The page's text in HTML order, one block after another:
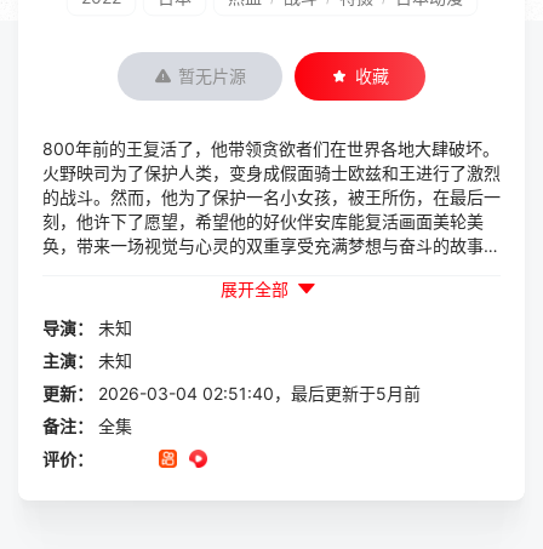
暂无片源 收藏
800年前的王复活了，他带领贪欲者们在世界各地大肆破坏。
火野映司为了保护人类，变身成假面骑士欧兹和王进行了激烈
的战斗。然而，他为了保护一名小女孩，被王所伤，在最后一
刻，他许下了愿望，希望他的好伙伴安库能复活画面美轮美
奂，带来一场视觉与心灵的双重享受充满梦想与奋斗的故事，
雾水中，他找到了比奈等人，并和比奈一起找到了映司。然而
在他们面前的并不是真正的火野映司，而是新的贪欲者豪达，
他附身在了映司的身上。豪达提出要求，希望能和安库联手一
起去打败古代欧兹。 在众人的努力下，800年前的王终于
被打倒了，但一切并没有结束。想要获得强大力量的豪达吞噬
了所有的核心硬币，并准备对付安库等人。安库附身到了映司
身上，他们一起变身成假面骑士打败了豪达，世界因此恢复了
平静。
展开全部
导演：
未知
主演：
未知
更新：
2026-03-04 02:51:40，最后更新于5月前
备注：
全集
评价：